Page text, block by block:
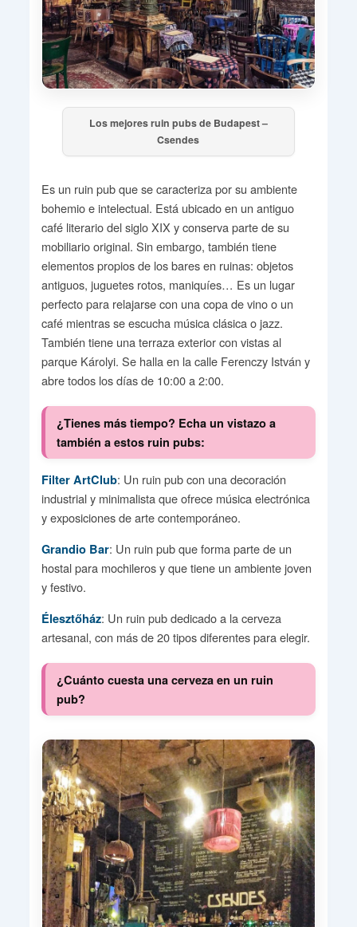
Los mejores ruin pubs de Budapest –
Csendes
Es un ruin pub que se caracteriza por su ambiente
bohemio e intelectual. Está ubicado en un antiguo
café literario del siglo XIX y conserva parte de su
mobiliario original. Sin embargo, también tiene
elementos propios de los bares en ruinas: objetos
antiguos, juguetes rotos, maniquíes… Es un lugar
perfecto para relajarse con una copa de vino o un
café mientras se escucha música clásica o jazz.
También tiene una terraza exterior con vistas al
parque Károlyi. Se halla en la calle Ferenczy István y
abre todos los días de 10:00 a 2:00.
¿Tienes más tiempo? Echa un vistazo a
también a estos ruin pubs:
Filter ArtClub: Un ruin pub con una decoración
industrial y minimalista que ofrece música electrónica
y exposiciones de arte contemporáneo.
Grandio Bar: Un ruin pub que forma parte de un
hostal para mochileros y que tiene un ambiente joven
y festivo.
Élesztőház: Un ruin pub dedicado a la cerveza
artesanal, con más de 20 tipos diferentes para elegir.
¿Cuánto cuesta una cerveza en un ruin
pub?